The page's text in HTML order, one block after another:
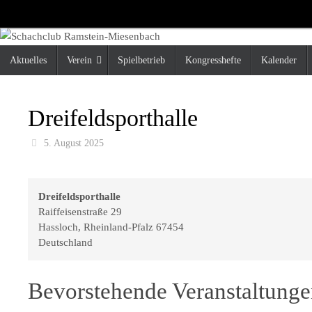
Inhalt
springen
Inhalt
Aktuelles Verein Spielbetrieb Kongresshefte Kalender
Dreifeldsporthalle
5. August 2025
Dreifeldsporthalle
Raiffeisenstraße 29
Hassloch, Rheinland-Pfalz 67454
Deutschland
Bevorstehende